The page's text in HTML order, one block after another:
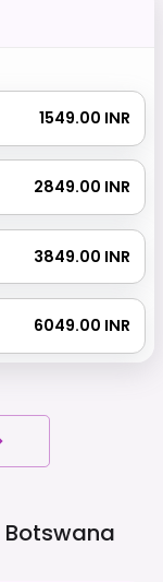
₹ 1549.00 INR
₹ 2849.00 INR
₹ 3849.00 INR
₹ 6049.00 INR
Botswana